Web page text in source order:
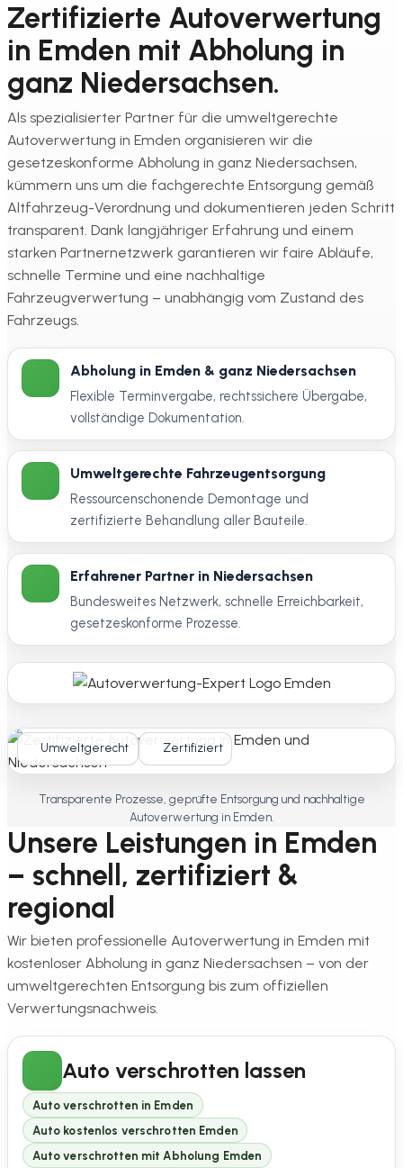
Zertifizierte Autoverwertung
in Emden mit Abholung in
ganz Niedersachsen.
Als spezialisierter Partner für die umweltgerechte
Autoverwertung in Emden organisieren wir die
gesetzeskonforme Abholung in ganz Niedersachsen,
kümmern uns um die fachgerechte Entsorgung gemäß
Altfahrzeug-Verordnung und dokumentieren jeden Schritt
transparent. Dank langjähriger Erfahrung und einem
starken Partnernetzwerk garantieren wir faire Abläufe,
schnelle Termine und eine nachhaltige
Fahrzeugverwertung – unabhängig vom Zustand des
Fahrzeugs.
Abholung in Emden & ganz Niedersachsen
Flexible Terminvergabe, rechtssichere Übergabe,
vollständige Dokumentation.
Umweltgerechte Fahrzeugentsorgung
Ressourcenschonende Demontage und
zertifizierte Behandlung aller Bauteile.
Erfahrener Partner in Niedersachsen
Bundesweites Netzwerk, schnelle Erreichbarkeit,
gesetzeskonforme Prozesse.
Umweltgerecht Zertifiziert
Transparente Prozesse, geprüfte Entsorgung und nachhaltige
Autoverwertung in Emden.
Unsere Leistungen in Emden
– schnell, zertifiziert &
regional
Wir bieten professionelle Autoverwertung in Emden mit
kostenloser Abholung in ganz Niedersachsen – von der
umweltgerechten Entsorgung bis zum offiziellen
Verwertungsnachweis.
Auto verschrotten lassen
Auto verschrotten in Emden
Auto kostenlos verschrotten Emden
Auto verschrotten mit Abholung Emden